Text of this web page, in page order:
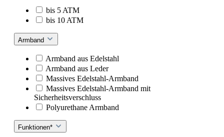
bis 5 ATM
bis 10 ATM
Armband
Armband aus Edelstahl
Armband aus Leder
Massives Edelstahl-Armband
Massives Edelstahl-Armband mit
Sicherheitsverschluss
Polyurethane Armband
Funktionen*